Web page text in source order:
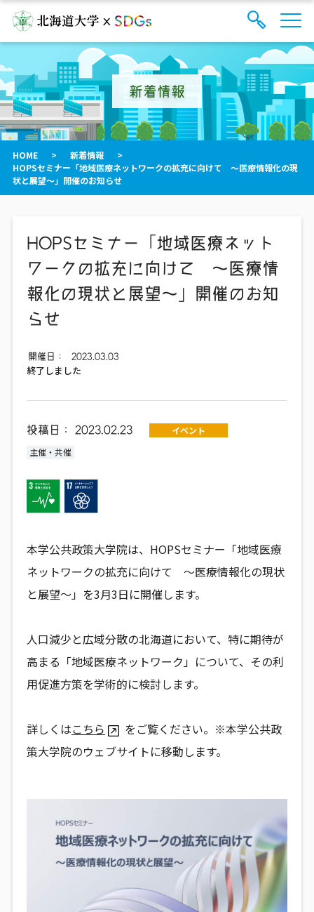
索
フ
ォ
ー
を
開
閉
る
イ
ト
内
メ
ニ
ュ
ー
新着情報
HOME > 新着情報
>
HOPSセミナー「地域医療ネットワークの拡充に向けて ～医療情報化の現
状と展望～」開催のお知らせ
HOPSセミナー「地域医療ネット
ワークの拡充に向けて ～医療情
報化の現状と展望～」開催のお知
らせ
開催日： 2023.03.03
終了しました
投稿日： 2023.02.23
イベント
主催・共催
本学公共政策大学院は、HOPSセミナー「地域医療
ネットワークの拡充に向けて ～医療情報化の現状
と展望～」を3月3日に開催します。
人口減少と広域分散の北海道において、特に期待が
高まる「地域医療ネットワーク」について、その利
用促進方策を学術的に検討します。
詳しくはこちら
をご覧ください。※本学公共政
策大学院のウェブサイトに移動します。